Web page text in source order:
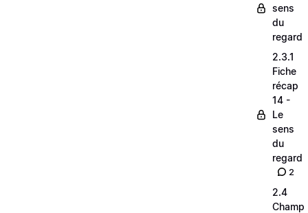
sens
du
regard
2.3.1
Fiche
récap
14 -
Le
sens
du
regard
2
2.4
Champ